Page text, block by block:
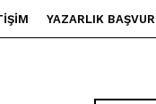
YAZARLIK